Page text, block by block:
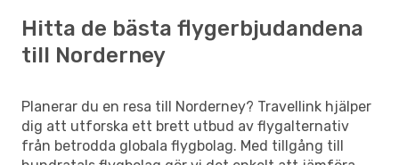
Hitta de bästa flygerbjudandena
till Norderney
Planerar du en resa till Norderney? Travellink hjälper
dig att utforska ett brett utbud av flygalternativ
från betrodda globala flygbolag. Med tillgång till